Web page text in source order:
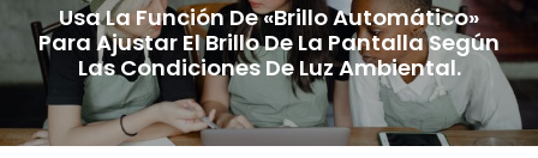
Usa La Función De «Brillo Automático»
Para Ajustar El Brillo De La Pantalla Según
Las Condiciones De Luz Ambiental.